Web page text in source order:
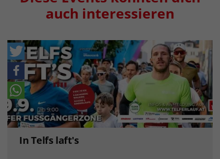
auch interessieren
In Telfs laft's